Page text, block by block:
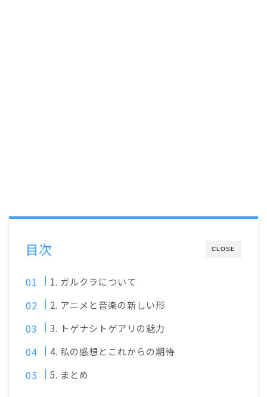
CLOSE
目次
1. ガルクラについて
2. アニメと音楽の新しい形
3. トゲナシトゲアリの魅力
4. 私の感想とこれからの期待
5. まとめ